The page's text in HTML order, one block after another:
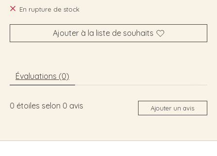
En rupture de stock
Ajouter à la liste de souhaits
Évaluations (0)
0 étoiles selon 0 avis Ajouter un avis